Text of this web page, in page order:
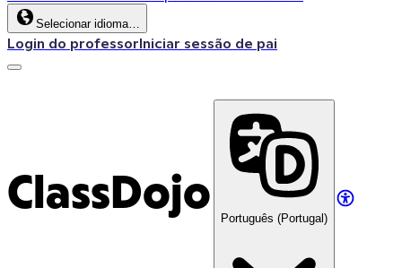
Selecionar idioma…
Login do professorIniciar sessão de pai
ClassDojo
Português (Portugal)